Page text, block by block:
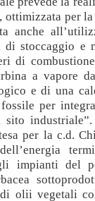
ottimizzata per
anche
stoccaggio e
di
a vapore
e di una
per
sito
per la c.d.
impianti del
olii vegetali